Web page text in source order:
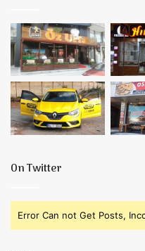
On Twitter
Error Can not Get Posts,